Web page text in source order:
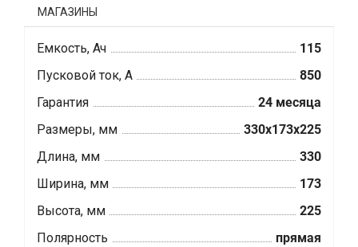
МАГАЗИНЫ
Емкость, Ач
115
Пусковой ток, А
850
Гарантия
24 месяца
Размеры, мм
330x173x225
Длина, мм
330
Ширина, мм
173
Высота, мм
225
Полярность
прямая